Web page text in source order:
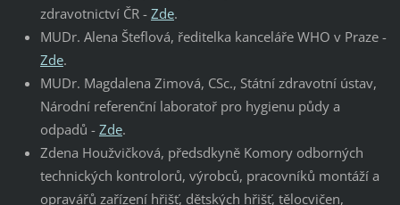
zdravotnictví ČR - Zde.
MUDr. Alena Šteflová, ředitelka kanceláře WHO v Praze -
Zde.
MUDr. Magdalena Zimová, CSc., Státní zdravotní ústav,
Národní referenční laboratoř pro hygienu půdy a
odpadů - Zde.
Zdena Houžvičková, předsdkyně Komory odborných
technických kontrolorů, výrobců, pracovníků montáží a
opravářů zařízení hřišť, dětských hřišť, tělocvičen,